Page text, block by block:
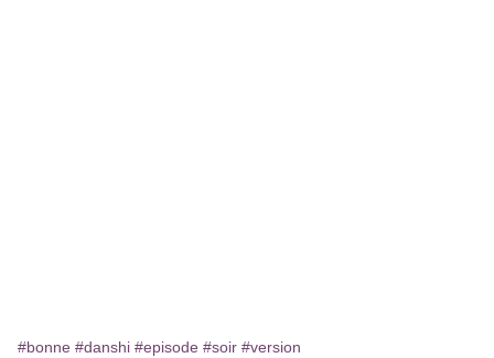
#bonne #danshi #episode #soir #version